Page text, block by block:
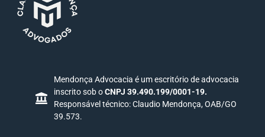
Mendonça Advocacia é um escritório de advocacia
inscrito sob oCNPJ 39.490.199/0001-19.
Responsável técnico: Claudio Mendonça, OAB/GO
39.573.